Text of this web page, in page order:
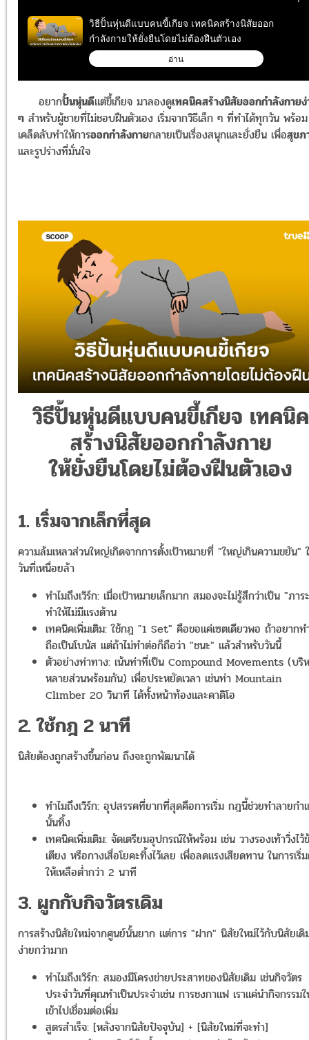
อยากปั้นหุ่นดีแต่ขี้เกียจ มาลองดูเทคนิคสร้างนิสัยออกกำลังกาย
ๆ สำหรับผู้ชายที่ไม่ชอบฝืนตัวเอง เริ่มจากวิธีเล็ก ๆ ที่ทำได้ทุกวัน พร้อม
เคล็ดลับทำให้การออกกำลังกายกลายเป็นเรื่องสนุกและยั่งยืน เพื่อสุขภ
และรูปร่างที่มั่นใจ
วิธีปั้นหุ่นดีแบบคนขี้เกียจ เทคนิค
สร้างนิสัยออกกำลังกาย
ให้ยั่งยืนโดยไม่ต้องฝืนตัวเอง
1. เริ่มจากเล็กที่สุด
ความล้มเหลวส่วนใหญ่เกิดจากการตั้งเป้าหมายที่ "ใหญ่เกินความขยัน"
วันที่เหนื่อยล้า
ทำไมถึงเวิร์ก: เมื่อเป้าหมายเล็กมาก สมองจะไม่รู้สึกว่าเป็น "ภาร
ทำให้ไม่มีแรงต้าน
เทคนิคเพิ่มเติม: ใช้กฎ "1 Set" คือขอแค่เซตเดียวพอ ถ้าอยาก
ถือเป็นโบนัส แต่ถ้าไม่ทำต่อก็ถือว่า "ชนะ" แล้วสำหรับวันนี้
ตัวอย่างท่าทาง: เน้นท่าที่เป็น Compound Movements (บริ
หลายส่วนพร้อมกัน) เพื่อประหยัดเวลา เช่นท่า Mountain
Climber 20 วินาที ได้ทั้งหน้าท้องและคาดิโอ
2. ใช้กฎ 2 นาที
นิสัยต้องถูกสร้างขึ้นก่อน ถึงจะถูกพัฒนาได้
ทำไมถึงเวิร์ก: อุปสรรคที่ยากที่สุดคือการเริ่ม กฎนี้ช่วยทำลายกำ
นั้นทิ้ง
เทคนิคเพิ่มเติม: จัดเตรียมอุปกรณ์ให้พร้อม เช่น วางรองเท้าวิ่งไว้
เตียง หรือกางเสื่อโยคะทิ้งไว้เลย เพื่อลดแรงเสียดทาน ในการเริ่
ให้เหลือต่ำกว่า 2 นาที
3. ผูกกับกิจวัตรเดิม
การสร้างนิสัยใหม่จากศูนย์นั้นยาก แต่การ "ฝาก" นิสัยใหม่ไว้กับนิสัยเ
ง่ายกว่ามาก
ทำไมถึงเวิร์ก: สมองมีโครงข่ายประสาทของนิสัยเดิม เช่นกิจวัตร
ประจำวันที่คุณทำเป็นประจำเช่น การชงกาแฟ เราแค่นำกิจกรรม
เข้าไปเชื่อมต่อเพิ่ม
สูตรสำเร็จ: [หลังจากนิสัยปัจจุบัน] + [นิสัยใหม่ที่จะทำ]